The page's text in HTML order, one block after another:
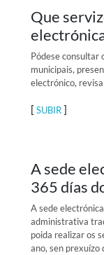
Que
Pódese consultar
municipais,
electrónico,
[ SUBIR]
A sede
365 días
A sede
administrativa
poida realizar os
ano, sen prexuízo